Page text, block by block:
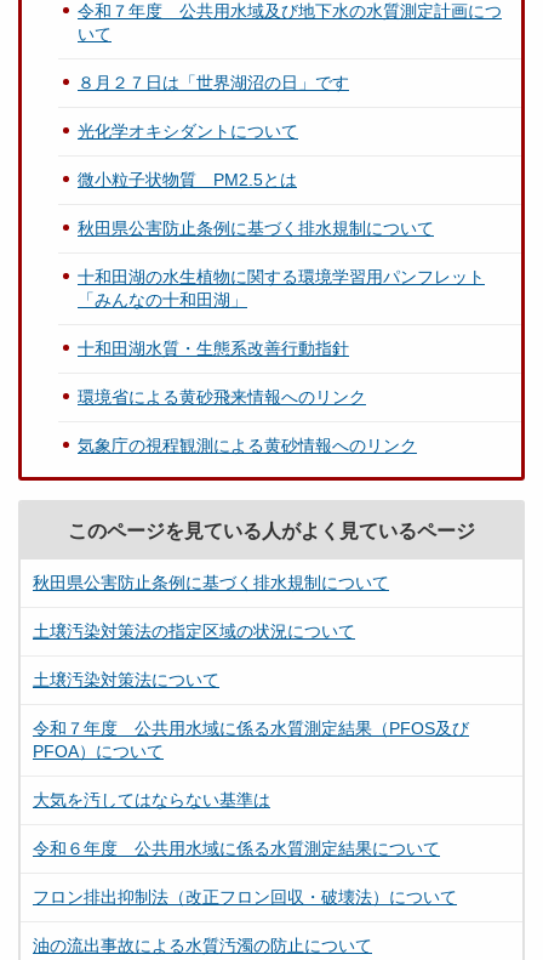
令和７年度 公共用水域及び地下水の水質測定計画につ
いて
８月２７日は「世界湖沼の日」です
光化学オキシダントについて
微小粒子状物質 PM2.5とは
秋田県公害防止条例に基づく排水規制について
十和田湖の水生植物に関する環境学習用パンフレット
「みんなの十和田湖」
十和田湖水質・生態系改善行動指針
環境省による黄砂飛来情報へのリンク
気象庁の視程観測による黄砂情報へのリンク
このページを見ている人がよく見ているページ
秋田県公害防止条例に基づく排水規制について
土壌汚染対策法の指定区域の状況について
土壌汚染対策法について
令和７年度 公共用水域に係る水質測定結果（PFOS及び
PFOA）について
大気を汚してはならない基準は
令和６年度 公共用水域に係る水質測定結果について
フロン排出抑制法（改正フロン回収・破壊法）について
油の流出事故による水質汚濁の防止について